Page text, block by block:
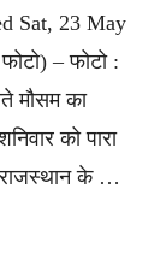
Sat, 23 May
– फोटो :
मौसम का
को पारा
राजस्थान के …